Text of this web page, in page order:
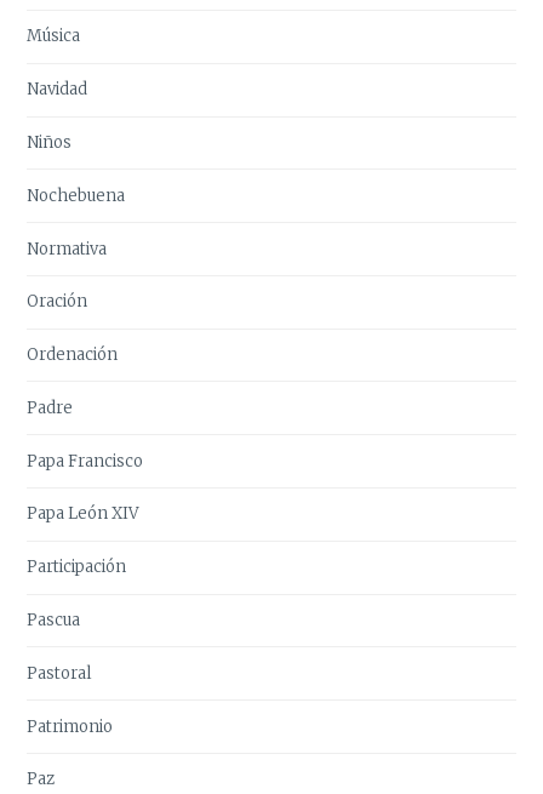
Música
Navidad
Niños
Nochebuena
Normativa
Oración
Ordenación
Padre
Papa Francisco
Papa León XIV
Participación
Pascua
Pastoral
Patrimonio
Paz